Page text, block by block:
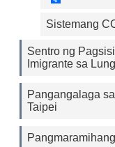
Sistemang
Sentro ng
Imigrante sa
Pangangalaga
Taipei